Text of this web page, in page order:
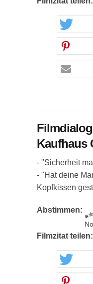
Kaufhaus
- "Sicherheit
- "Hat deine
Kopfkissen
Abstimmen:
Filmzitat teilen: